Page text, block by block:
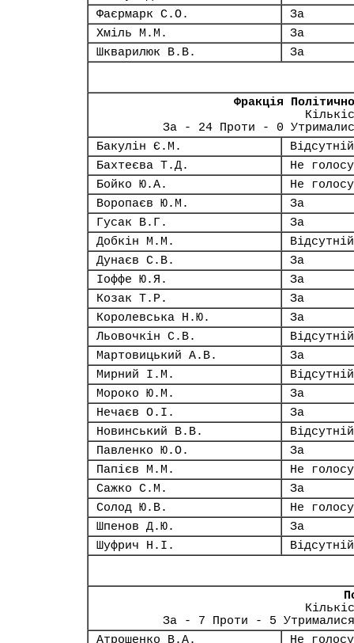
Фаєрмарк С.О.
За
Хміль М.М.
За
Шкварилюк В.В.
За
Фракція
За - 24 Проти - 0
Бакулін Є.М.
Відсутній
Бахтеєва Т.Д.
Не
Бойко Ю.А.
Не
Воропаєв Ю.М.
За
Гусак В.Г.
За
Добкін М.М.
Відсутній
Дунаєв С.В.
За
Іоффе Ю.Я.
За
Козак Т.Р.
За
Королевська Н.Ю.
За
Льовочкін С.В.
Відсутній
Мартовицький А.В.
За
Мирний І.М.
Відсутній
Мороко Ю.М.
За
Нечаєв О.І.
За
Новинський В.В.
Відсутній
Павленко Ю.О.
За
Папієв М.М.
Не
Сажко С.М.
За
Солод Ю.В.
Не
Шпенов Д.Ю.
За
Шуфрич Н.І.
Відсутній
За - 7 Проти - 5
Атрошенко В.А.
Не